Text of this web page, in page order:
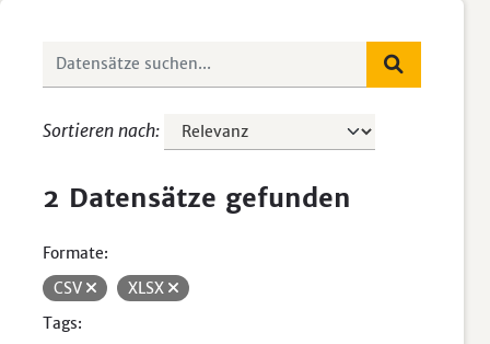
Sortieren nach
2 Datensätze gefunden
Formate:
CSV
XLSX
Tags: